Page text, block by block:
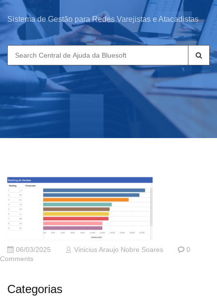
Sistema de Gestão para Redes Varejistas e Atacadistas
Search
for:
06/03/2025 Vinicius Araujo Nobre Soares
0
Comments
Categorias